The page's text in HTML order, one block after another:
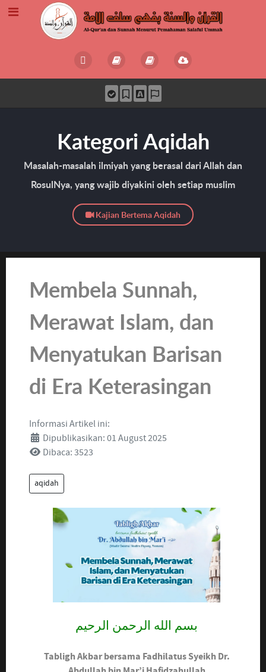
Kategori Aqidah
Masalah-masalah ilmiyah yang berasal dari Allah dan
RosulNya, yang wajib diyakini oleh setiap muslim
Kajian Bertema Aqidah
Membela Sunnah,
Merawat Islam, dan
Menyatukan Barisan
di Era Keterasingan
Informasi Artikel ini:
Dipublikasikan: 01 August 2025
Dibaca: 3523
aqidah
بسم الله الرحمن الرحيم
Tabligh Akbar bersama Fadhilatus Syeikh Dr.